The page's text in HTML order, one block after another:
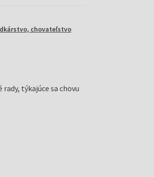
chovateľstvo
týkajúce sa chovu